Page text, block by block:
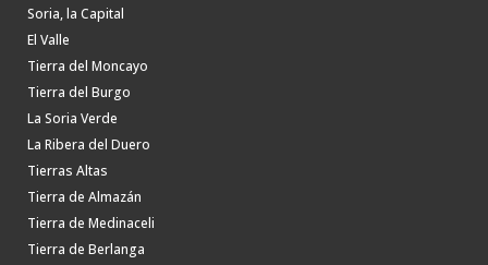
Soria, la Capital
El Valle
Tierra del Moncayo
Tierra del Burgo
La Soria Verde
La Ribera del Duero
Tierras Altas
Tierra de Almazán
Tierra de Medinaceli
Tierra de Berlanga